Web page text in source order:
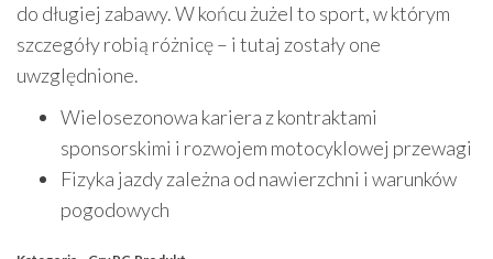
do długiej zabawy. W końcu żużel to sport, w którym
szczegóły robią różnicę – i tutaj zostały one
uwzględnione.
Wielosezonowa kariera z kontraktami
sponsorskimi i rozwojem motocyklowej przewagi
Fizyka jazdy zależna od nawierzchni i warunków
pogodowych